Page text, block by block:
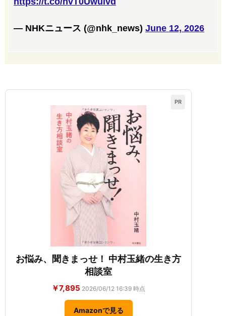
— NHKニュース (@nhk_news) June 12, 2026
PR
お悩み、聞きまっせ！ 中村玉緒の生き方
相談室
￥7,895 2026/06/12 16:39 時点
Amazonで見る